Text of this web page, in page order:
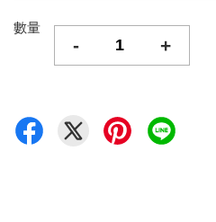
數量
- +